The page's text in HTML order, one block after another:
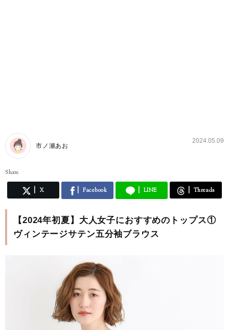
市ノ瀬あお
2024.05.09
Share
X Facebook LINE Threads
【2024年初夏】大人女子におすすめのトップス①
ヴィンテージサテン五分袖ブラウス